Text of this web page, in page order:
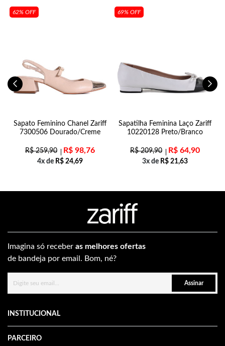
62% OFF
Sapato Feminino Chanel Zariff
7300506 Dourado/Creme
R$259,90 R$ 98,76
4x de R$ 24,69
69% OFF
Sapatilha Feminina Laço Zariff
10220128 Preto/Branco
R$209,90 R$ 64,90
3x de R$ 21,63
Imagina só receber as melhores ofertas
de bandeja por email. Bom, né?
Assinar
INSTITUCIONAL
PARCEIRO